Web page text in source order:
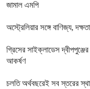
জামাল এমপি
অস্ট্রেলিয়ার সঙ্গে বাণিজ্য,
গ্রিসের সাইক্লাডেস
আকর্ষণ
চলতি অর্থবছরেই সব স্তরের